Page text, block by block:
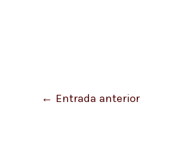
← Entrada anterior